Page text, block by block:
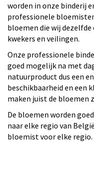
worden in onze binderij
professionele
bloemen die wij
kwekers en veilingen.
Onze professionele
goed mogelijk na met
natuurproduct dus een
beschikbaarheid en een
maken juist de bloemen
De bloemen worden
naar elke regio van
bloemist voor elke regio.